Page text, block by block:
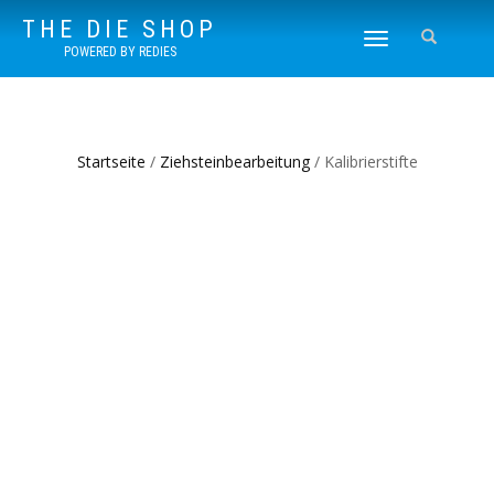
THE DIE SHOP
POWERED BY REDIES
NAVIGATION
Startseite / Ziehsteinbearbeitung/ Kalibrierstifte